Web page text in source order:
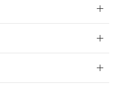
ト上で当社にご
者が、当社の製
お客様との取
で利用すること
ロード
非含有証明書